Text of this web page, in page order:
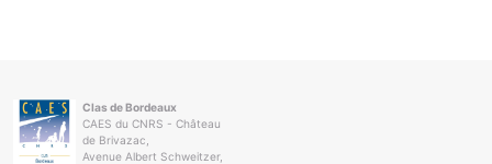
Clas de Bordeaux
CAES du CNRS - Château
de Brivazac,
Avenue Albert Schweitzer,